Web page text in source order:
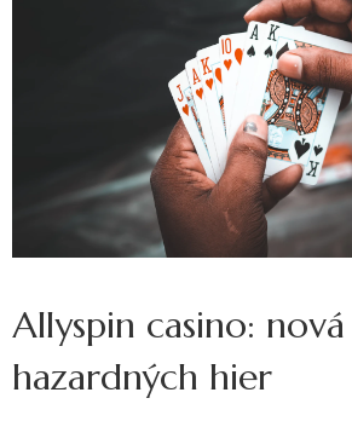
Allyspin casino:
hazardných hier